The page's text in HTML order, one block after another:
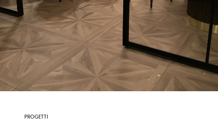
PROGETTI